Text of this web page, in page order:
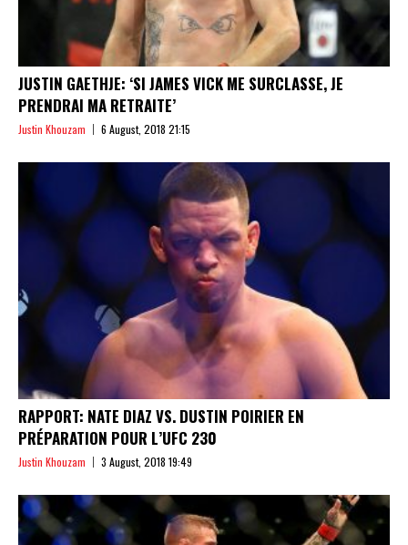
JUSTIN GAETHJE: ‘SI JAMES VICK ME SURCLASSE, JE
PRENDRAI MA RETRAITE’
Justin Khouzam 6 August, 2018 21:15
RAPPORT: NATE DIAZ VS. DUSTIN POIRIER EN
PRÉPARATION POUR L’UFC 230
Justin Khouzam 3 August, 2018 19:49